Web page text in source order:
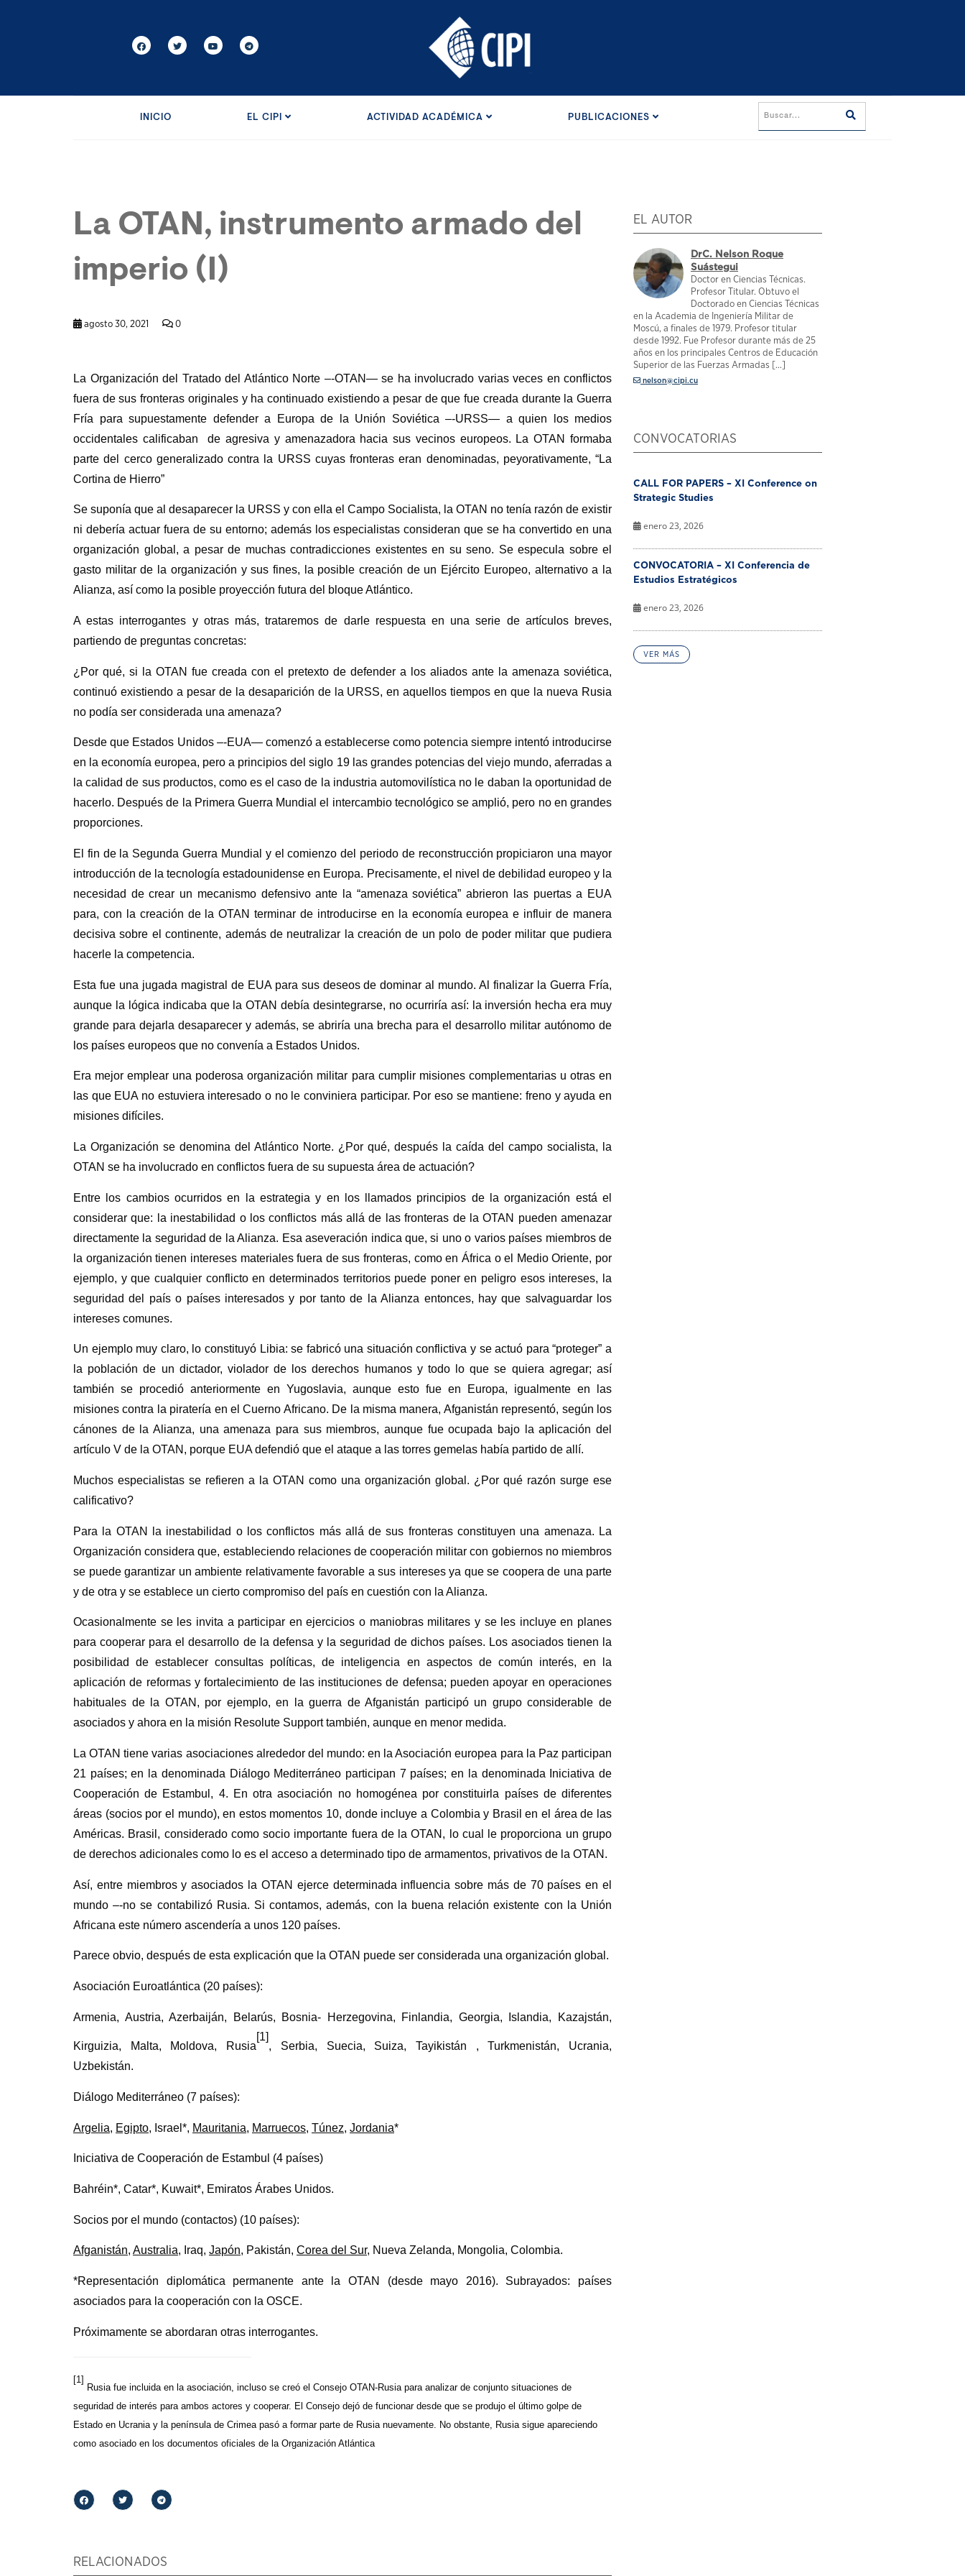
INICIO EL CIPI ACTIVIDAD ACADÉMICA PUBLICACIONES
La OTAN, instrumento armado del
imperio (I)
agosto 30, 2021 0
La Organización del Tratado del Atlántico Norte ­–-OTAN— se ha involucrado varias veces en conflictos
fuera de sus fronteras originales y ha continuado existiendo a pesar de que fue creada durante la Guerra
Fría para supuestamente defender a Europa de la Unión Soviética –-URSS— a quien los medios
occidentales calificaban de agresiva y amenazadora hacia sus vecinos europeos. La OTAN formaba
parte del cerco generalizado contra la URSS cuyas fronteras eran denominadas, peyorativamente, “La
Cortina de Hierro”
Se suponía que al desaparecer la URSS y con ella el Campo Socialista, la OTAN no tenía razón de existir
ni debería actuar fuera de su entorno; además los especialistas consideran que se ha convertido en una
organización global, a pesar de muchas contradicciones existentes en su seno. Se especula sobre el
gasto militar de la organización y sus fines, la posible creación de un Ejército Europeo, alternativo a la
Alianza, así como la posible proyección futura del bloque Atlántico.
A estas interrogantes y otras más, trataremos de darle respuesta en una serie de artículos breves,
partiendo de preguntas concretas:
¿Por qué, si la OTAN fue creada con el pretexto de defender a los aliados ante la amenaza soviética,
continuó existiendo a pesar de la desaparición de la URSS, en aquellos tiempos en que la nueva Rusia
no podía ser considerada una amenaza?
Desde que Estados Unidos –-EUA— comenzó a establecerse como potencia siempre intentó introducirse
en la economía europea, pero a principios del siglo 19 las grandes potencias del viejo mundo, aferradas a
la calidad de sus productos, como es el caso de la industria automovilística no le daban la oportunidad de
hacerlo. Después de la Primera Guerra Mundial el intercambio tecnológico se amplió, pero no en grandes
proporciones.
El fin de la Segunda Guerra Mundial y el comienzo del periodo de reconstrucción propiciaron una mayor
introducción de la tecnología estadounidense en Europa. Precisamente, el nivel de debilidad europeo y la
necesidad de crear un mecanismo defensivo ante la “amenaza soviética” abrieron las puertas a EUA
para, con la creación de la OTAN terminar de introducirse en la economía europea e influir de manera
decisiva sobre el continente, además de neutralizar la creación de un polo de poder militar que pudiera
hacerle la competencia.
Esta fue una jugada magistral de EUA para sus deseos de dominar al mundo. Al finalizar la Guerra Fría,
aunque la lógica indicaba que la OTAN debía desintegrarse, no ocurriría así: la inversión hecha era muy
grande para dejarla desaparecer y además, se abriría una brecha para el desarrollo militar autónomo de
los países europeos que no convenía a Estados Unidos.
Era mejor emplear una poderosa organización militar para cumplir misiones complementarias u otras en
las que EUA no estuviera interesado o no le conviniera participar. Por eso se mantiene: freno y ayuda en
misiones difíciles.
La Organización se denomina del Atlántico Norte. ¿Por qué, después la caída del campo socialista, la
OTAN se ha involucrado en conflictos fuera de su supuesta área de actuación?
Entre los cambios ocurridos en la estrategia y en los llamados principios de la organización está el
considerar que: l a inestabilidad o los conflictos más allá de las fronteras de la OTAN pueden amenazar
directamente la seguridad de la Alianza. Esa aseveración indica que, si uno o varios países miembros de
la organización tienen intereses materiales fuera de sus fronteras, como en África o el Medio Oriente, por
ejemplo, y que cualquier conflicto en determinados territorios puede poner en peligro esos intereses, la
seguridad del país o países interesados y por tanto de la Alianza entonces, hay que salvaguardar los
intereses comunes.
Un ejemplo muy claro, lo constituyó Libia: se fabricó una situación conflictiva y se actuó para “proteger” a
la población de un dictador, violador de los derechos humanos y todo lo que se quiera agregar; así
también se procedió anteriormente en Yugoslavia, aunque esto fue en Europa, igualmente en las
misiones contra la piratería en el Cuerno Africano. De la misma manera, Afganistán representó, según los
cánones de la Alianza, una amenaza para sus miembros, aunque fue ocupada bajo la aplicación del
artículo V de la OTAN, porque EUA defendió que el ataque a las torres gemelas había partido de allí.
Muchos especialistas se refieren a la OTAN como una organización global. ¿Por qué razón surge ese
calificativo?
Para la OTAN la inestabilidad o los conflictos más allá de sus fronteras constituyen una amenaza. La
Organización considera que, estableciendo relaciones de cooperación militar con gobiernos no miembros
se puede garantizar un ambiente relativamente favorable a sus intereses ya que se coopera de una parte
y de otra y se establece un cierto compromiso del país en cuestión con la Alianza.
Ocasionalmente se les invita a participar en ejercicios o maniobras militares y se les incluye en planes
para cooperar para el desarrollo de la defensa y la seguridad de dichos países. Los asociados tienen la
posibilidad de establecer consultas políticas, de inteligencia en aspectos de común interés, en la
aplicación de reformas y fortalecimiento de las instituciones de defensa; pueden apoyar en operaciones
habituales de la OTAN, por ejemplo, en la guerra de Afganistán participó un grupo considerable de
asociados y ahora en la misión Resolute Support también, aunque en menor medida.
La OTAN tiene varias asociaciones alrededor del mundo: en la Asociación europea para la Paz participan
21 países; en la denominada Diálogo Mediterráneo participan 7 países; en la denominada Iniciativa de
Cooperación de Estambul, 4. En otra asociación no homogénea por constituirla países de diferentes
áreas (socios por el mundo), en estos momentos 10, donde incluye a Colombia y Brasil en el área de las
Américas. Brasil, considerado como socio importante fuera de la OTAN, lo cual le proporciona un grupo
de derechos adicionales como lo es el acceso a determinado tipo de armamentos, privativos de la OTAN.
Así, entre miembros y asociados la OTAN ejerce determinada influencia sobre más de 70 países en el
mundo –-no se contabilizó Rusia. Si contamos, además, con la buena relación existente con la Unión
Africana este número ascendería a unos 120 países.
Parece obvio, después de esta explicación que la OTAN puede ser considerada una organización global.
Asociación Euroatlántica (20 países):
Armenia, Austria, Azerbaiján, Belarús, Bosnia- Herzegovina, Finlandia, Georgia, Islandia, Kazajstán,
Kirguizia, Malta, Moldova, Rusia
[1]
, Serbia, Suecia, Suiza, Tayikistán , Turkmenistán, Ucrania,
Uzbekistán.
Diálogo Mediterráneo (7 países):
Argelia, Egipto, Israel*, Mauritania, Marruecos, Túnez, Jordania*
Iniciativa de Cooperación de Estambul (4 países)
Bahréin*, Catar*, Kuwait*, Emiratos Árabes Unidos.
Socios por el mundo (contactos) (10 países):
Afganistán, Australia, Iraq, Japón, Pakistán, Corea del Sur, Nueva Zelanda, Mongolia, Colombia.
*Representación diplomática permanente ante la OTAN (desde mayo 2016). Subrayados: países
asociados para la cooperación con la OSCE.
Próximamente se abordaran otras interrogantes.
[1]
Rusia fue incluida en la asociación, incluso se creó el Consejo OTAN-Rusia para analizar de conjunto situaciones de
seguridad de interés para ambos actores y cooperar. El Consejo dejó de funcionar desde que se produjo el último golpe de
Estado en Ucrania y la península de Crimea pasó a formar parte de Rusia nuevamente. No obstante, Rusia sigue apareciendo
como asociado en los documentos oficiales de la Organización Atlántica
RELACIONADOS
EL AUTOR
DrC. Nelson Roque
Suástegui
Doctor en Ciencias Técnicas.
Profesor Titular. Obtuvo el
Doctorado en Ciencias Técnicas
en la Academia de Ingeniería Militar de
Moscú, a finales de 1979. Profesor titular
desde 1992. Fue Profesor durante más de 25
años en los principales Centros de Educación
Superior de las Fuerzas Armadas [...]
nelson@cipi.cu
CONVOCATORIAS
CALL FOR PAPERS – XI Conference on
Strategic Studies
enero 23, 2026
CONVOCATORIA – XI Conferencia de
Estudios Estratégicos
enero 23, 2026
VER MÁS